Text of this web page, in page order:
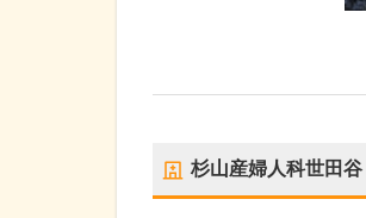
杉山産婦人科世田谷